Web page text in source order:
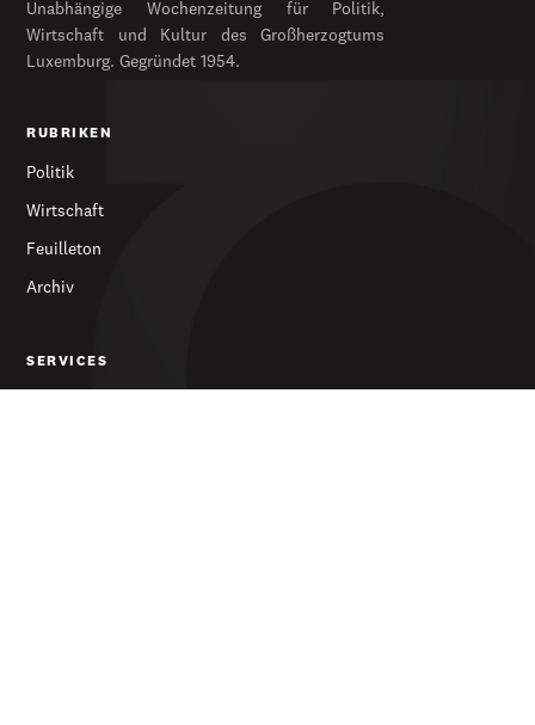
Unabhängige Wochenzeitung für Politik,
Wirtschaft und Kultur des Großherzogtums
Luxemburg. Gegründet 1954.
RUBRIKEN
Politik
Wirtschaft
Feuilleton
Archiv
SERVICES